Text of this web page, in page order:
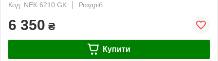
Код: NEK 6210 GK
Роздріб
6 350 ₴
Купити